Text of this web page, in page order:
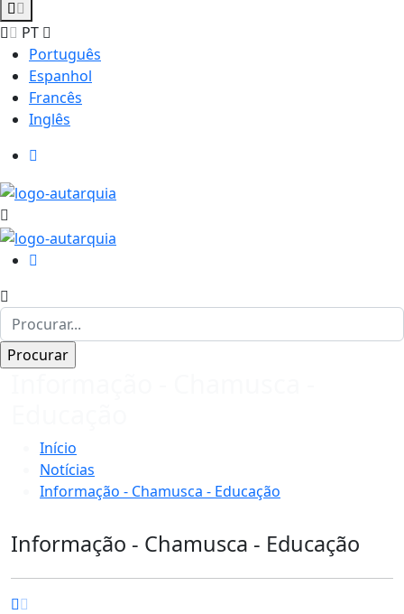
PT
Português
Espanhol
Francês
Inglês
Início
Notícias
Informação - Chamusca - Educação
Informação - Chamusca - Educação